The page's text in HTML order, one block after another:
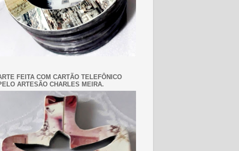
FEITA COM CARTÃO TELEFÔNICO
ARTESÃO CHARLES MEIRA.